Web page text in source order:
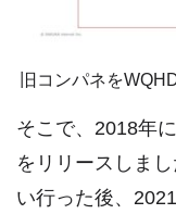
旧コンパネを
そこで、2018年
をリリースしま
い行った後、